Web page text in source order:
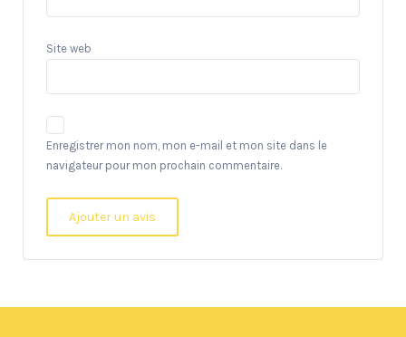
Site web
Enregistrer mon nom, mon e-mail et mon site dans le
navigateur pour mon prochain commentaire.